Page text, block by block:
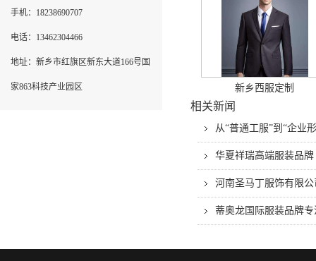
新乡西服定制
相关新闻
从“普通工服”到“企业
华夏祥瑞高端服装品牌
河南圣马丁服饰有限公
蒂奥龙国际服装品牌
手机：18238690707
电话：13462304466
地址：新乡市红旗区新东大道166号国
家863科技产业园区